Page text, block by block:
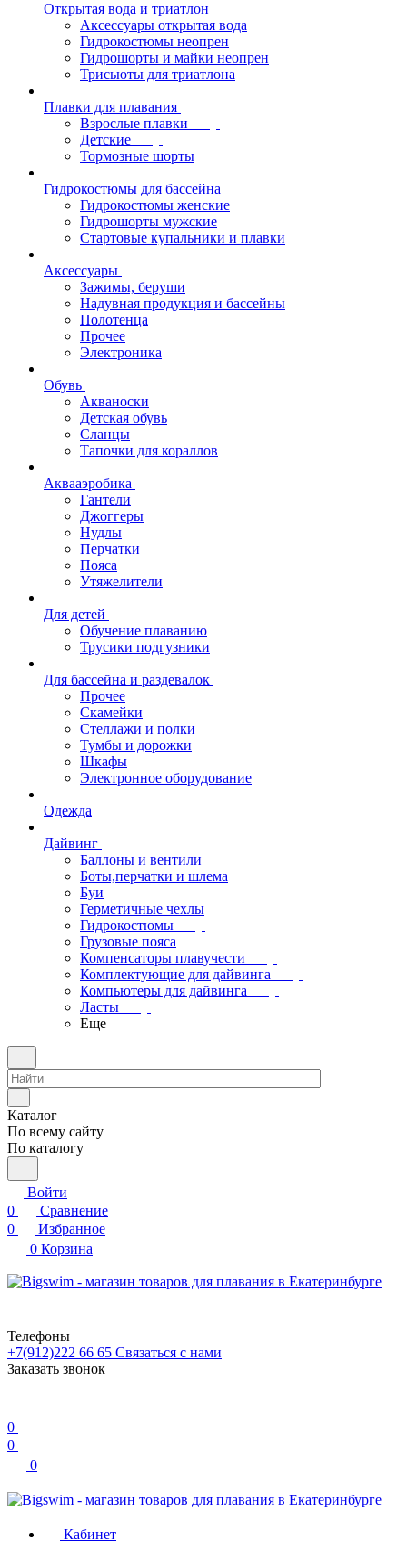
Открытая вода и триатлон
Аксессуары открытая вода
Гидрокостюмы неопрен
Гидрошорты и майки неопрен
Трисьюты для триатлона
Плавки для плавания
Взрослые плавки
Детские
Тормозные шорты
Гидрокостюмы для бассейна
Гидрокостюмы женские
Гидрошорты мужские
Стартовые купальники и плавки
Аксессуары
Зажимы, беруши
Надувная продукция и бассейны
Полотенца
Прочее
Электроника
Обувь
Акваноски
Детская обувь
Сланцы
Тапочки для кораллов
Аквааэробика
Гантели
Джоггеры
Нудлы
Перчатки
Пояса
Утяжелители
Для детей
Обучение плаванию
Трусики подгузники
Для бассейна и раздевалок
Прочее
Скамейки
Стеллажи и полки
Тумбы и дорожки
Шкафы
Электронное оборудование
Одежда
Дайвинг
Баллоны и вентили
Боты,перчатки и шлема
Буи
Герметичные чехлы
Гидрокостюмы
Грузовые пояса
Компенсаторы плавучести
Комплектующие для дайвинга
Компьютеры для дайвинга
Ласты
Еще
Каталог
По всему сайту
По каталогу
Войти
0
Сравнение
0
Избранное
0 Корзина
Телефоны
+7(912)222 66 65 Связаться с нами
Заказать звонок
0
0
0
Кабинет